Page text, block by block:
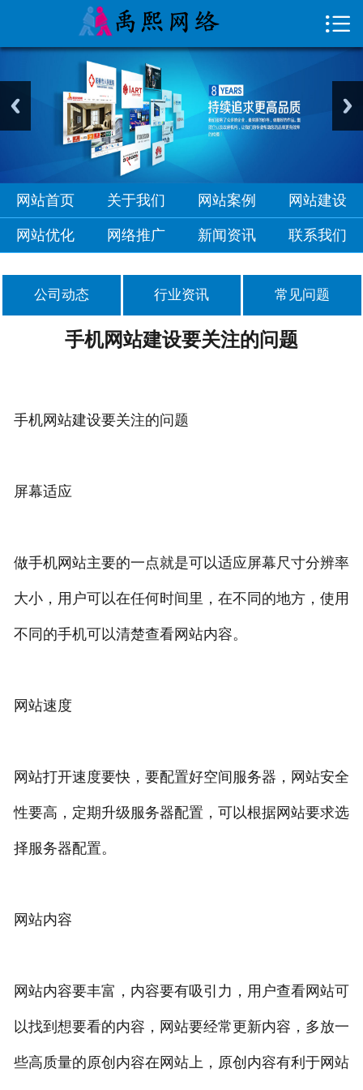
网站案例
网站优化
网络推广

网站首页 关于我们 网站案例 网站建设
网站优化 网络推广 新闻资讯 联系我们
公司动态 行业资讯 常见问题
手机网站建设要关注的问题
手机网站建设要关注的问题
屏幕适应
做手机网站主要的一点就是可以适应屏幕尺寸分辨率
大小，用户可以在任何时间里，在不同的地方，使用
不同的手机可以清楚查看网站内容。
网站速度
网站打开速度要快，要配置好空间服务器，网站安全
性要高，定期升级服务器配置，可以根据网站要求选
择服务器配置。
网站内容
网站内容要丰富，内容要有吸引力，用户查看网站可
以找到想要看的内容，网站要经常更新内容，多放一
些高质量的原创内容在网站上，原创内容有利于网站